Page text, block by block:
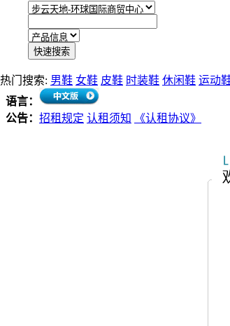
热门搜索: 男鞋 女鞋 皮鞋 时装鞋 休闲鞋 运动
语言：
公告： 招租规定 认租须知 《认租协议》